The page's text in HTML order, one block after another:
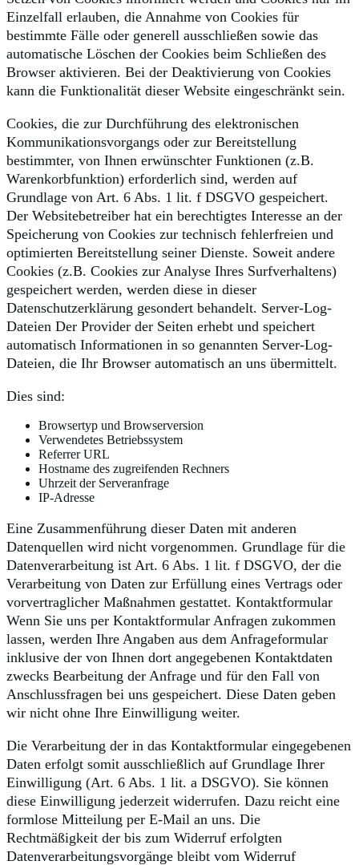
Einzelfall erlauben, die Annahme von Cookies für
bestimmte Fälle oder generell ausschließen sowie das
automatische Löschen der Cookies beim Schließen des
Browser aktivieren. Bei der Deaktivierung von Cookies
kann die Funktionalität dieser Website eingeschränkt sein.
Cookies, die zur Durchführung des elektronischen
Kommunikationsvorgangs oder zur Bereitstellung
bestimmter, von Ihnen erwünschter Funktionen (z.B.
Warenkorbfunktion) erforderlich sind, werden auf
Grundlage von Art. 6 Abs. 1 lit. f DSGVO gespeichert.
Der Websitebetreiber hat ein berechtigtes Interesse an der
Speicherung von Cookies zur technisch fehlerfreien und
optimierten Bereitstellung seiner Dienste. Soweit andere
Cookies (z.B. Cookies zur Analyse Ihres Surfverhaltens)
gespeichert werden, werden diese in dieser
Datenschutzerklärung gesondert behandelt. Server-Log-
Dateien Der Provider der Seiten erhebt und speichert
automatisch Informationen in so genannten Server-Log-
Dateien, die Ihr Browser automatisch an uns übermittelt.
Dies sind:
Browsertyp und Browserversion
Verwendetes Betriebssystem
Referrer URL
Hostname des zugreifenden Rechners
Uhrzeit der Serveranfrage
IP-Adresse
Eine Zusammenführung dieser Daten mit anderen
Datenquellen wird nicht vorgenommen. Grundlage für die
Datenverarbeitung ist Art. 6 Abs. 1 lit. f DSGVO, der die
Verarbeitung von Daten zur Erfüllung eines Vertrags oder
vorvertraglicher Maßnahmen gestattet. Kontaktformular
Wenn Sie uns per Kontaktformular Anfragen zukommen
lassen, werden Ihre Angaben aus dem Anfrageformular
inklusive der von Ihnen dort angegebenen Kontaktdaten
zwecks Bearbeitung der Anfrage und für den Fall von
Anschlussfragen bei uns gespeichert. Diese Daten geben
wir nicht ohne Ihre Einwilligung weiter.
Die Verarbeitung der in das Kontaktformular eingegebenen
Daten erfolgt somit ausschließlich auf Grundlage Ihrer
Einwilligung (Art. 6 Abs. 1 lit. a DSGVO). Sie können
diese Einwilligung jederzeit widerrufen. Dazu reicht eine
formlose Mitteilung per E-Mail an uns. Die
Rechtmäßigkeit der bis zum Widerruf erfolgten
Datenverarbeitungsvorgänge bleibt vom Widerruf